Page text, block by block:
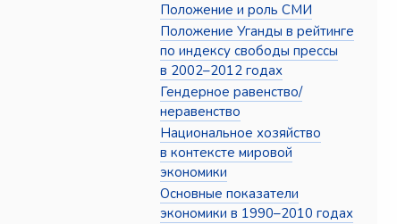
Положение и роль СМИ
Положение Уганды в рейтинге
по индексу свободы прессы
в 2002–2012 годах
Гендерное равенство/
неравенство
Национальное хозяйство
в контексте мировой
экономики
Основные показатели
экономики в 1990–2010 годах